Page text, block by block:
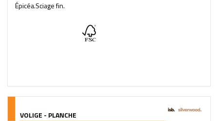
Épicéa.Sciage fin.
VOLIGE - PLANCHE